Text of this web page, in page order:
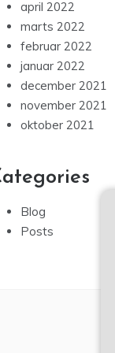
april 2022
marts 2022
februar 2022
januar 2022
december 2021
november 2021
oktober 2021
Blog
Posts